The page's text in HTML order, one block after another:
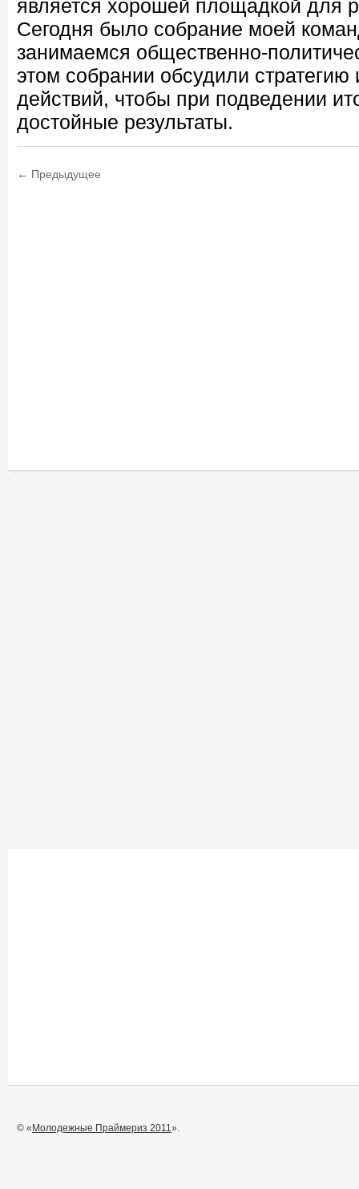
является хорошей площадкой для
Сегодня было собрание моей
занимаемся общественно-
этом собрании обсудили
действий, чтобы при подведении
достойные результаты.
← Предыдущее
© « Молодежные Праймериз 2011».